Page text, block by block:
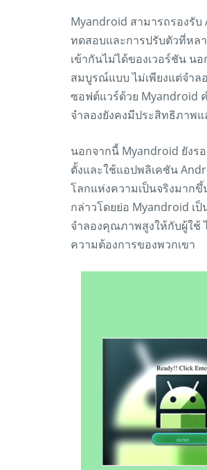
Myandroid สามารถรองรั
ทดสอบและการปรับตัวที่หล
เข้ากันไม่ได้ของเวอร์ชัน น
สมบูรณ์แบบ ไม่เพียงแต่จำ
ซอฟต์แวร์ด้วย Myandroid
จำลองยังคงมีประสิทธิภาพ
นอกจากนี้ Myandroid ยัง
ตั้งและใช้แอปพลิเคชัน
โลกแห่งความเป็นจริงมากขึ้
กล่าวโดยย่อ Myandroid เ
จำลองคุณภาพสูงให้กับผู้ใช้
ความต้องการของพวกเขา